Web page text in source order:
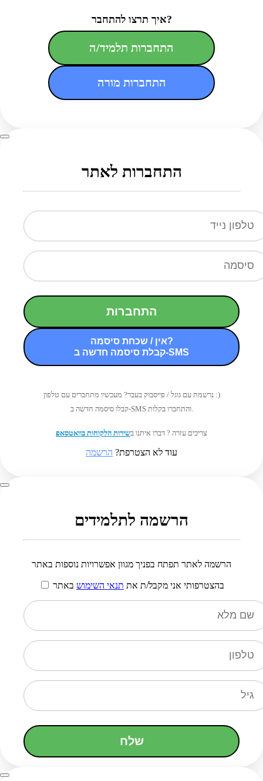
איך תרצו להתחבר?
התחברות תלמיד/ה
התחברות מורה
התחברות לאתר
התחברות
אין / שכחת סיסמה?
קבלת סיסמה חדשה ב-SMS
נרשמת עם גוגל / פייסבוק בעבר? מעכשיו מתחברים עם טלפון :)
קבלו סיסמה חדשה ב-SMS והתחברו בקלות.
צריכים עזרה ? דברו איתנו בשירות הלקוחות בוואטסאפ
עוד לא הצטרפת? הרשמה
הרשמה לתלמידים
הרשמה לאתר תפתח בפניך מגוון אפשרויות נוספות באתר
בהצטרפותי אני מקבל/ת את תנאי השימוש באתר
שלח